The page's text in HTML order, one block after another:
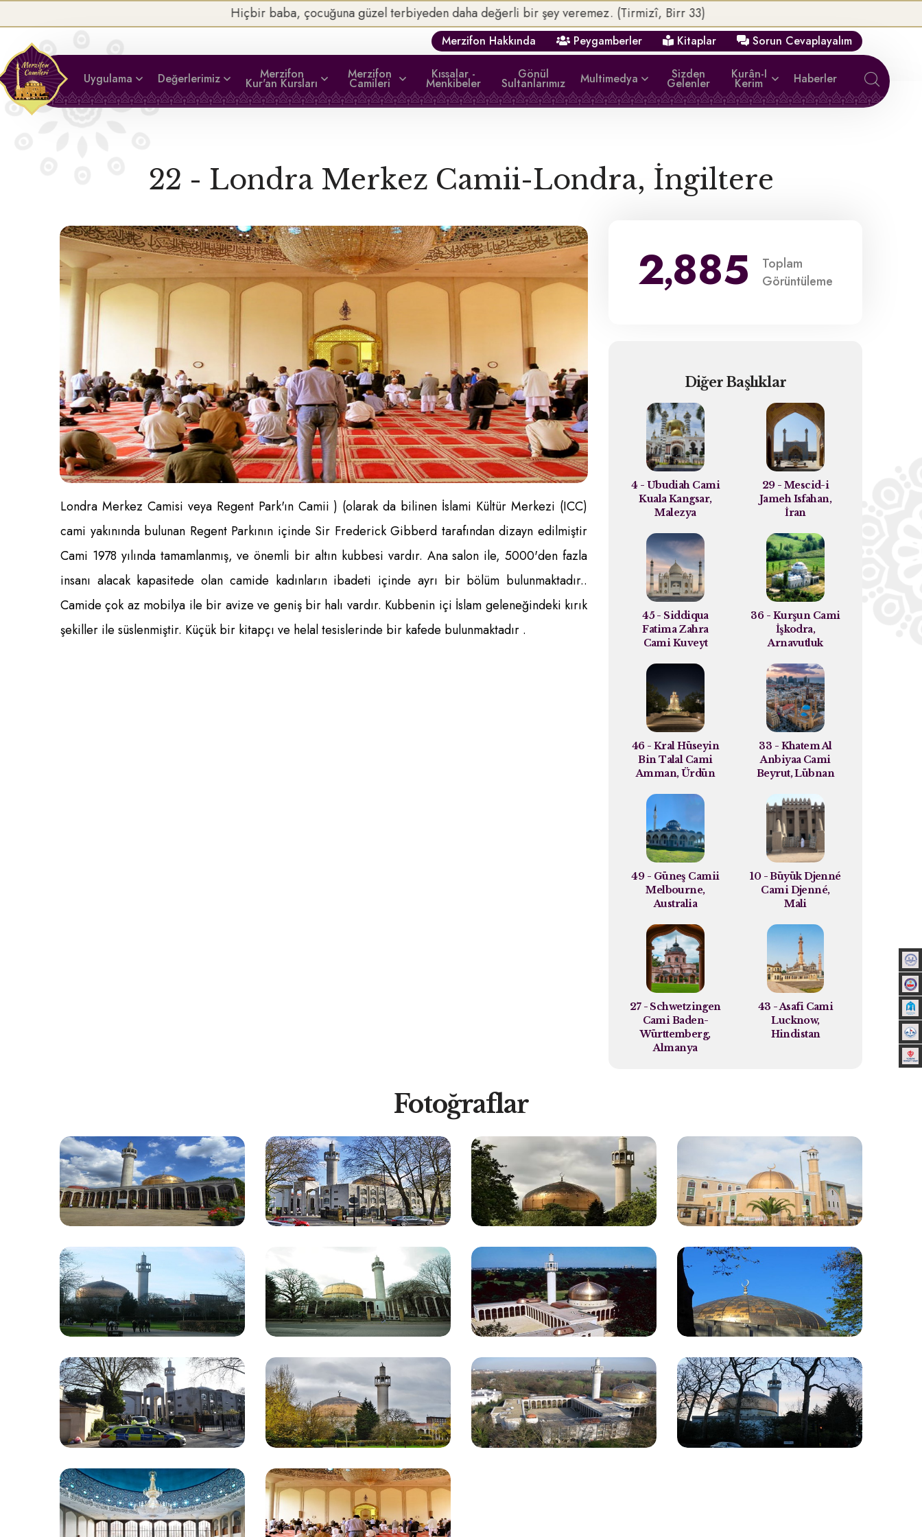
Hiçbir baba, çocuğuna güzel terbiyeden daha değerli bir şey veremez. (Tirmizî, Birr 33)
Merzifon Hakkında Peygamberler Kitaplar Sorun Cevaplayalım
Uygulama Değerlerimiz Merzifon
Kur'an Kursları
Merzifon
Camileri
Kıssalar -
Menkibeler
Gönül
Sultanlarımız Multimedya Sizden
Gelenler
Kurân-I
Kerim Haberler
22 - Londra Merkez Camii-Londra, İngiltere
Londra Merkez Camisi veya Regent Park'ın Camii ) (olarak da bilinen İslami Kültür Merkezi (ICC)
cami yakınında bulunan Regent Parkının içinde Sir Frederick Gibberd tarafından dizayn edilmiştir
Cami 1978 yılında tamamlanmış, ve önemli bir altın kubbesi vardır. Ana salon ile, 5000'den fazla
insanı alacak kapasitede olan camide kadınların ibadeti içinde ayrı bir bölüm bulunmaktadır..
Camide çok az mobilya ile bir avize ve geniş bir halı vardır. Kubbenin içi İslam geleneğindeki kırık
şekiller ile süslenmiştir. Küçük bir kitapçı ve helal tesislerinde bir kafede bulunmaktadır .
2,885
Toplam
Görüntüleme
Diğer Başlıklar
4 - Ubudiah Cami
Kuala Kangsar,
Malezya
29 - Mescid-i
Jameh Isfahan,
İran
45 - Siddiqua
Fatima Zahra
Cami Kuveyt
36 - Kurşun Cami
İşkodra,
Arnavutluk
46 - Kral Hüseyin
Bin Talal Cami
Amman, Ürdün
33 - Khatem Al
Anbiyaa Cami
Beyrut, Lübnan
49 - Güneş Camii
Melbourne,
Australia
10 - Büyük Djenné
Cami Djenné,
Mali
27 - Schwetzingen
Cami Baden-
Württemberg,
Almanya
43 - Asafi Cami
Lucknow,
Hindistan
Fotoğraflar